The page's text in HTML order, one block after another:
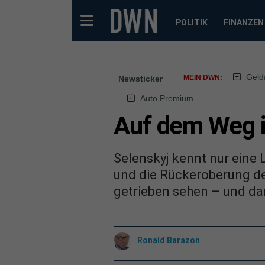
POLITIK FINANZEN
Newsticker MEIN DWN:
Auto Premium
Auf dem Weg
Selenskyj kennt nur eine
und die Rückeroberung
getrieben sehen – und
Ronald Barazon